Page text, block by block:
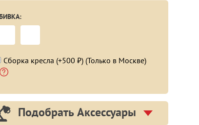
Сборка кресла (+500 ₽) (Только в Москве)
Подобрать Аксессуары